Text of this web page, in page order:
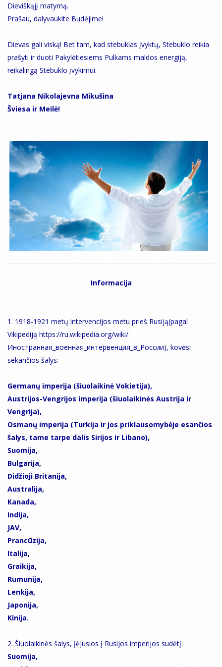
Dieviškąjį matymą.
Prašau, dalyvaukite Budėjime!
Dievas gali viską! Bet tam, kad stebuklas įvyktų, Stebuklo reikia
prašyti ir duoti Pakylėtiesiems Pulkams maldos energiją,
reikalingą Stebuklo įvykimui.
Tatjana Nikolajevna Mikušina
Šviesa ir Meilė!
Informacija
1. 1918-1921 metų intervencijos metu prieš Rusiją(pagal
Vikipediją https://ru.wikipedia.org/wiki/
Иностранная_военная_интервенция_в_России), kovėsi
sekančios šalys:
Germanų imperija (šiuolaikinė Vokietija),
Austrijos-Vengrijos imperija (šiuolaikinės Austrija ir
Vengrija),
Osmanų imperija (Turkija ir jos priklausomybėje esančios
šalys, tame tarpe dalis Sirijos ir Libano),
Suomija,
Bulgarija,
Didžioji Britanija,
Australija,
Kanada,
Indija,
JAV,
Prancūzija,
Italija,
Graikija,
Rumunija,
Lenkija,
Japonija,
Kinija.
2. Šiuolaikinės šalys, įėjusios į Rusijos imperijos sudėtį:
Suomija,